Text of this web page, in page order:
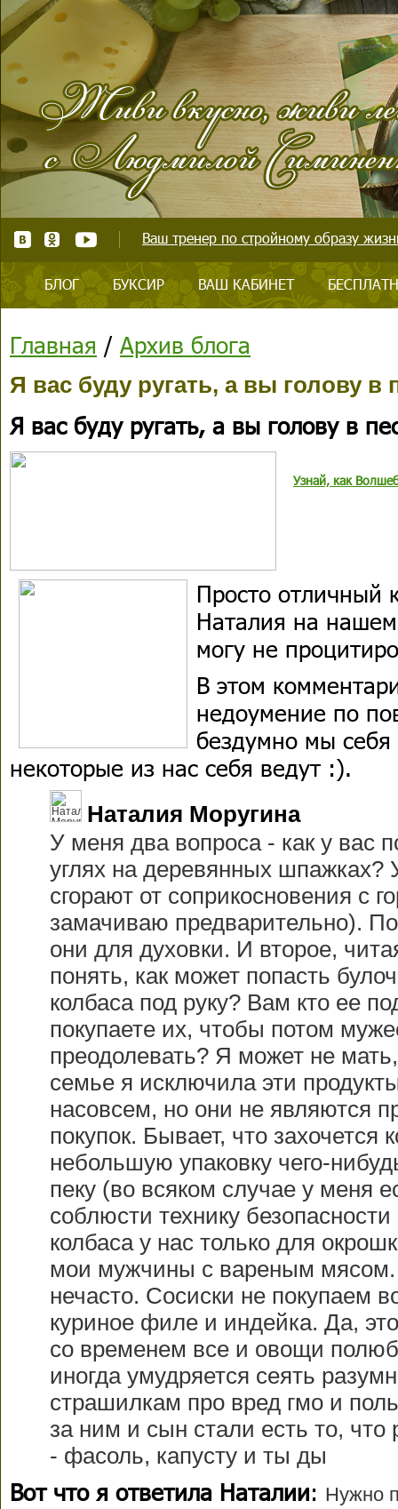
Ваш тренер по стройному образу
БЛОГ БУКСИР ВАШ КАБИНЕТ
Главная / Архив блога
Я вас буду ругать, а вы голову в
Я вас буду ругать, а вы голову в
Узнай, как
Просто отличный
Наталия на
могу не
В этом
недоумение по
бездумно мы
некоторые из нас себя ведут :).
Наталия Моругина
У меня два вопроса - как у вас
углях на деревянных шпажках?
сгорают от соприкосновения с
замачиваю предварительно).
они для духовки. И второе,
понять, как может попасть
колбаса под руку? Вам кто ее
покупаете их, чтобы потом
преодолевать? Я может не
семье я исключила эти
насовсем, но они не являются
покупок. Бывает, что захочется
небольшую упаковку чего-
пеку (во всяком случае у меня
соблюсти технику
колбаса у нас только для
мои мужчины с вареным мясом.
нечасто. Сосиски не покупаем
куриное филе и индейка. Да,
со временем все и овощи
иногда умудряется сеять
страшилкам про вред гмо и
за ним и сын стали есть то,
- фасоль, капусту и ты ды
Вот что я ответила Наталии: Нужно